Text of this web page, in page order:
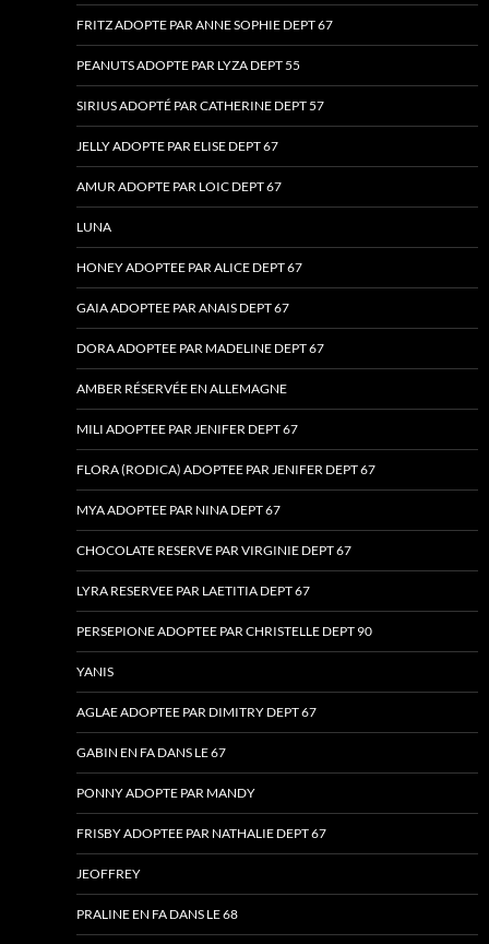
FRITZ ADOPTE PAR ANNE SOPHIE DEPT 67
PEANUTS ADOPTE PAR LYZA DEPT 55
SIRIUS ADOPTÉ PAR CATHERINE DEPT 57
JELLY ADOPTE PAR ELISE DEPT 67
AMUR ADOPTE PAR LOIC DEPT 67
LUNA
HONEY ADOPTEE PAR ALICE DEPT 67
GAIA ADOPTEE PAR ANAIS DEPT 67
DORA ADOPTEE PAR MADELINE DEPT 67
AMBER RÉSERVÉE EN ALLEMAGNE
MILI ADOPTEE PAR JENIFER DEPT 67
FLORA (RODICA) ADOPTEE PAR JENIFER DEPT 67
MYA ADOPTEE PAR NINA DEPT 67
CHOCOLATE RESERVE PAR VIRGINIE DEPT 67
LYRA RESERVEE PAR LAETITIA DEPT 67
PERSEPIONE ADOPTEE PAR CHRISTELLE DEPT 90
YANIS
AGLAE ADOPTEE PAR DIMITRY DEPT 67
GABIN EN FA DANS LE 67
PONNY ADOPTE PAR MANDY
FRISBY ADOPTEE PAR NATHALIE DEPT 67
JEOFFREY
PRALINE EN FA DANS LE 68